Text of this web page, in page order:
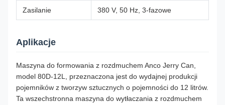
Zasilanie 380 V, 50 Hz, 3-fazowe
Aplikacje
Maszyna do formowania z rozdmuchem Anco Jerry Can,
model 80D-12L, przeznaczona jest do wydajnej produkcji
pojemników z tworzyw sztucznych o pojemności do 12 litrów.
Ta wszechstronna maszyna do wytłaczania z rozdmuchem